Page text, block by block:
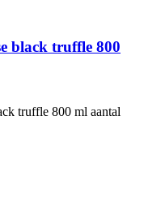
black truffle 800
truffle 800 ml aantal